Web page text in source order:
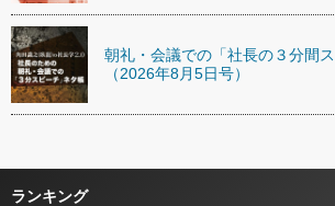
朝礼・会議での「社長の３分間
（2026年8月5日号）
ランキング